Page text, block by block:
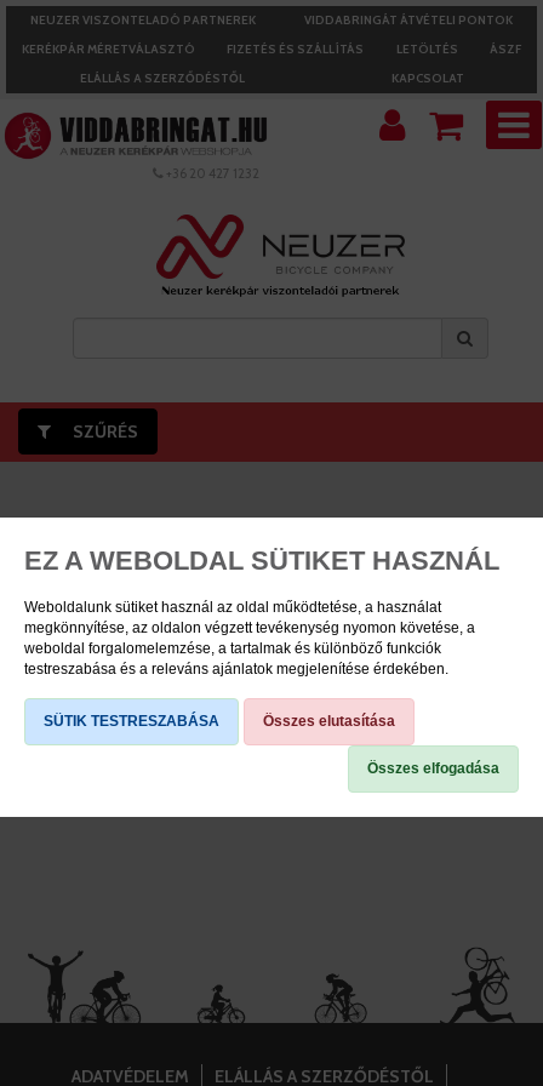
EZ A WEBOLDAL SÜTIKET HASZNÁL
Weboldalunk sütiket használ az oldal működtetése, a használat
megkönnyítése, az oldalon végzett tevékenység nyomon követése, a
weboldal forgalomelemzése, a tartalmak és különböző funkciók
testreszabása és a releváns ajánlatok megjelenítése érdekében.
SÜTIK TESTRESZABÁSA Összes elutasítása
Összes elfogadása
NEUZER VISZONTELADÓ PARTNEREK
VIDDABRINGÁT ÁTVÉTELI PONTOK
KERÉKPÁR MÉRETVÁLASZTÓ
FIZETÉS ÉS SZÁLLÍTÁS LETÖLTÉS
ÁSZF
ELÁLLÁS A SZERZŐDÉSTŐL
KAPCSOLAT
+36 20 427 1232
SZŰRÉS
Nincs találat!
ADATVÉDELEM ELÁLLÁS A SZERZŐDÉSTŐL